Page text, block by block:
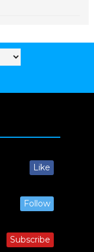
Like
Follow
Subscribe